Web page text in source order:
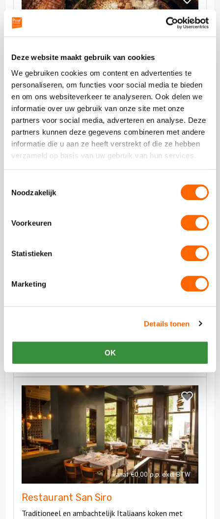
Deze website maakt gebruik van cookies
We gebruiken cookies om content en advertenties te
personaliseren, om functies voor social media te bieden
en om ons websiteverkeer te analyseren. Ook delen we
informatie over uw gebruik van onze site met onze
partners voor social media, adverteren en analyse. Deze
partners kunnen deze gegevens combineren met andere
informatie die u aan ze heeft verstrekt of die ze hebben
verzameld op basis van uw gebruik van hun services.
Noodzakelijk
Voorkeuren
Statistieken
Marketing
Details tonen
OK
Bistro
aan
vanaf €0,00 p.p. excl BTW
Bistro aan de Werf
aan
de
Werf
Bekijk
Bar
&
Kitchen
vanaf €0,00 p.p. excl BTW
PK
&
Bekijk
Restaurant
San
Siro
vanaf €0,00 p.p. excl BTW
Restaurant San Siro
Traditioneel en ambachtelijk Italiaans koken met
Restaurant
Siro